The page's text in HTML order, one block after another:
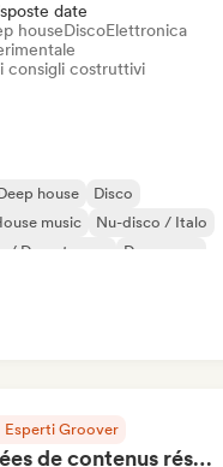
date
houseDiscoElettronica
consigli costruttivi
house
Disco
music
Nu-disco / Italo
/ Downtempo
Danza pop
Esperti Groover
Idées de contenus réseaux sociaux